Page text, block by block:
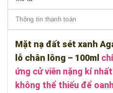
Thông tin thanh toán
Mặt nạ đất sét xanh
lỗ chân lông – 100ml
ứng cử viên nặng kí
không thể thiếu để